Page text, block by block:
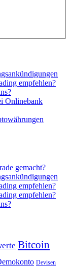
empfehlen?
Onlinebank
gemacht?
empfehlen?
empfehlen?
Bitcoin
Devisen